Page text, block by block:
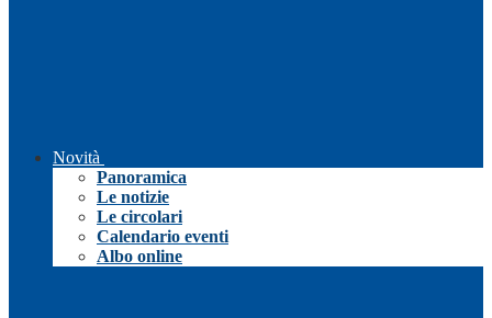
Novità
Panoramica
Le notizie
Le circolari
Calendario eventi
Albo online